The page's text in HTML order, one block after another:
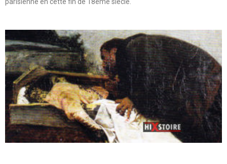
parisienne en cette fin de 18ème siècle.